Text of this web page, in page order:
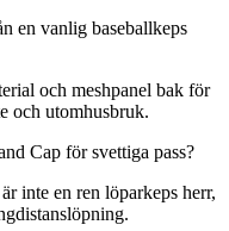
en vanlig baseballkeps
och meshpanel bak för
och utomhusbruk.
Cap för svettiga pass?
inte en ren löparkeps herr,